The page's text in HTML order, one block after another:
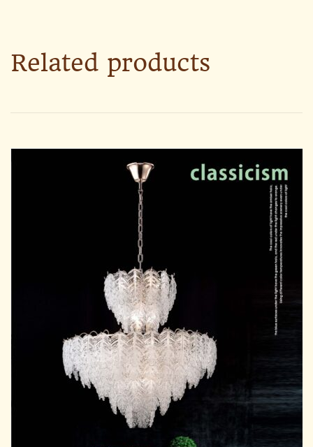
Related products